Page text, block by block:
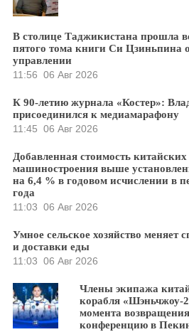
В столице Таджикистана прошла
пятого тома книги Си Цзиньпина
управлении
11:56 06 Авг 2026
К 90-летию журнала «Костер»:
присоединился к медиамарафону
11:45 06 Авг 2026
Добавленная стоимость
машиностроения выше
на 6,4 % в годовом исчислении в
года
11:03 06 Авг 2026
Умное сельское хозяйство
и доставки еды
11:03 06 Авг 2026
Члены экипажа
корабля «Шэньчжоу-
момента
конференцию в